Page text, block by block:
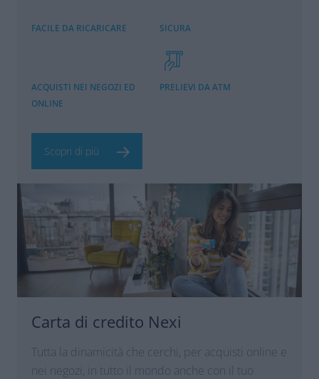
FACILE DA RICARICARE SICURA
ACQUISTI NEI NEGOZI ED
ONLINE
PRELIEVI DA ATM
Scopri di più
Carta di credito Nexi
Tutta la dinamicità che cerchi, per acquisti online e
nei negozi, in tutto il mondo anche con il tuo